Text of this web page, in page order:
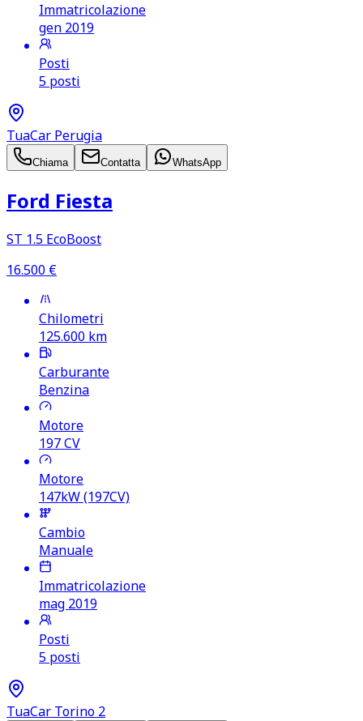
Immatricolazione
gen 2019
Posti
5 posti
TuaCar Perugia
Chiama Contatta WhatsApp
Ford Fiesta
ST 1.5 EcoBoost
16.500 €
Chilometri
125.600 km
Carburante
Benzina
Motore
197CV
Motore
147kW (197CV)
Cambio
Manuale
Immatricolazione
mag 2019
Posti
5 posti
TuaCar Torino 2